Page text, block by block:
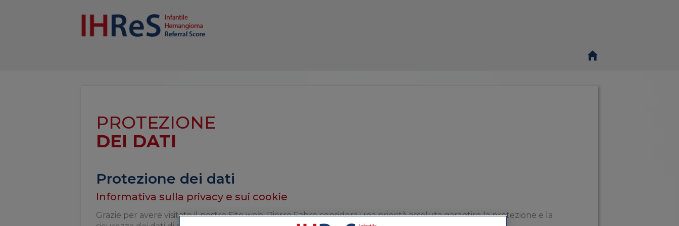
PROTEZIONE
DEI DATI
Protezione dei dati
Informativa sulla privacy e sui cookie
Grazie per avere visitato il nostro Sito web. Pierre Fabre considera una priorità assoluta garantire la protezione e la